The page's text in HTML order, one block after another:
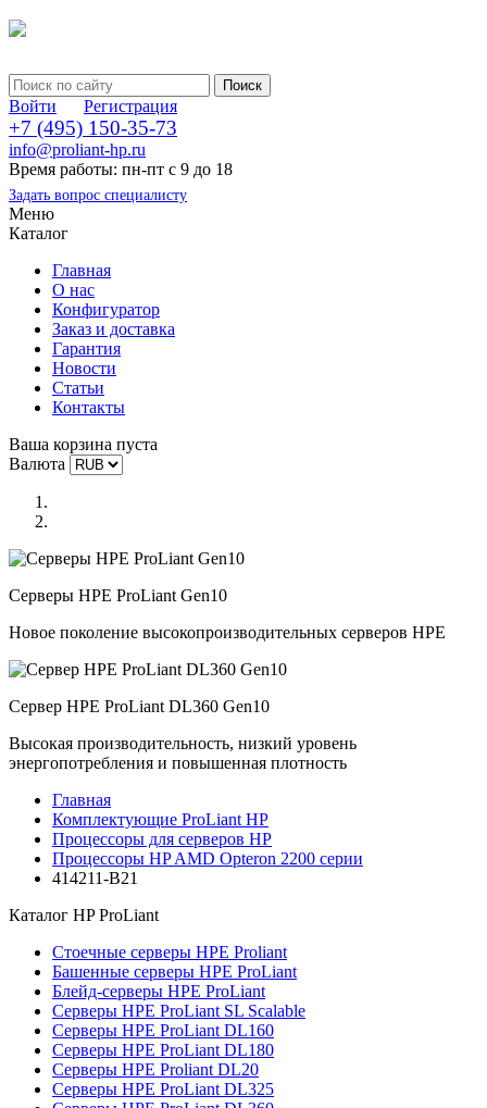
Войти Регистрация
+7 (495) 150-35-73
info@proliant-hp.ru
Время работы: пн-пт с 9 до 18
Задать вопрос специалисту
Меню
Каталог
Главная
О нас
Конфигуратор
Заказ и доставка
Гарантия
Новости
Статьи
Контакты
Ваша корзина пуста
Валюта
Серверы HPE ProLiant Gen10
Новое поколение высокопроизводительных серверов HPE
Сервер HPE ProLiant DL360 Gen10
Высокая производительность, низкий уровень
энергопотребления и повышенная плотность
Главная
Комплектующие ProLiant HP
Процессоры для серверов HP
Процессоры HP AMD Opteron 2200 серии
414211-B21
Каталог HP ProLiant
Стоечные серверы HPE Proliant
Башенные серверы HPE ProLiant
Блейд-серверы HPE ProLiant
Серверы HPE ProLiant SL Scalable
Серверы HPE ProLiant DL160
Серверы HPE ProLiant DL180
Серверы HPE Proliant DL20
Серверы HPE ProLiant DL325